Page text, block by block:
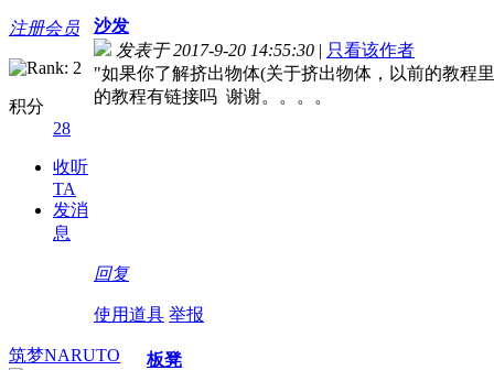
注册会员
积分
28
收听
TA
发消
息
沙发
发表于 2017-9-20 14:55:30 | 只看该作者
"如果你了解挤出物体(关于挤出物体，以前的教程
的教程有链接吗 谢谢。。。。
回复
使用道具 举报
筑梦NARUTO
板凳